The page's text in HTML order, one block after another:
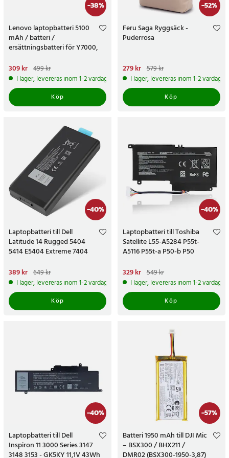
-38%
Lenovo laptopbatteri 5100
mAh / batteri /
ersättningsbatteri för Y7000,
2021
Nuvarande pris
pris:499 kr
309 kr 499 kr
I lager, levereras inom 1-2 vardagar
Köp
-52%
Feru Saga Ryggsäck -
Puderrosa
Nuvarande pris
pris:579 kr
279 kr 579 kr
I lager, levereras inom 1-2 vardagar
Köp
-40%
Laptopbatteri till Dell
Latitude 14 Rugged 5404
5414 E5404 Extreme 7404
Nuvarande pris
pris:649 kr
389 kr 649 kr
I lager, levereras inom 1-2 vardagar
Köp
-40%
Laptopbatteri till Toshiba
Satellite L55-A5284 P55t-
A5116 P55t-a P50-b P50
Nuvarande pris
pris:549 kr
329 kr 549 kr
I lager, levereras inom 1-2 vardagar
Köp
-40%
Laptopbatteri till Dell
Inspiron 11 3000 Series 3147
3148 3153 - GK5KY 11,1V 43Wh
-57%
Batteri 1950 mAh till DJI Mic
– BSX300 / BHX211 /
DMR02 (BSX300-1950-3,87)